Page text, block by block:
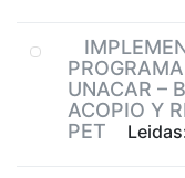
UNACAR –
ACOPIO Y
PET